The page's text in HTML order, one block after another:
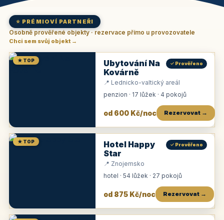
⭐ PRÉMIOVÍ PARTNEŘI
Osobně prověřené objekty · rezervace přímo u provozovatele
Chci sem svůj objekt →
★ TOP
Ubytování Na
Kovárně
✓ Prověřeno
📍 Lednicko-valtický areál
penzion · 17 lůžek · 4 pokojů
od 600 Kč/noc Rezervovat →
★ TOP
Hotel Happy
Star
✓ Prověřeno
📍 Znojemsko
hotel · 54 lůžek · 27 pokojů
od 875 Kč/noc Rezervovat →